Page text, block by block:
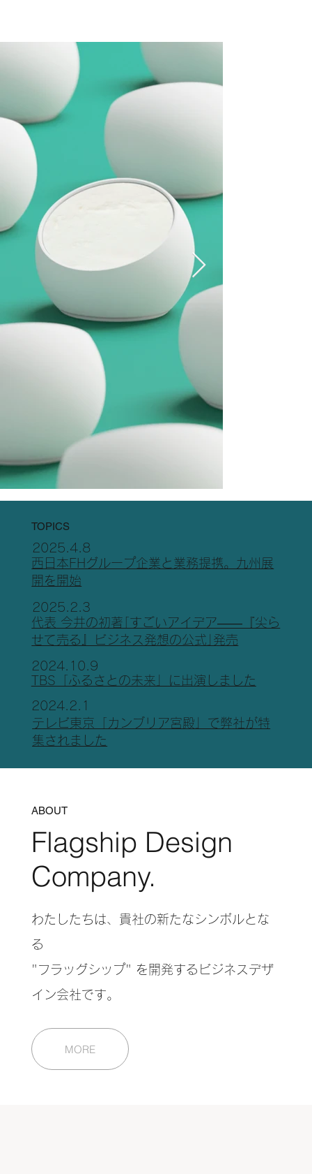
Flagship Design
Company.
わたしたちは、貴社の新たなシンボルとな
る
"フラッグシップ" を開発するビジネスデザ
イン会社です。
MORE
ABOUT
TOPICS
2025.2.3
2025.4.8
代表 今井の初著｢すごいアイデア——『尖ら
せて売る』ビジネス発想の公式｣発売
西日本FHグループ企業と業務提携。九州展
開を開始
2024.10.9
TBS「ふるさとの未来」に出演しました
2024.2.1
テレビ東京「カンブリア宮殿」で弊社が特
集されました